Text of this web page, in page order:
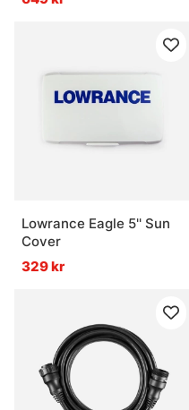
Lowrance Eagle 5'' Sun
Cover
329 kr